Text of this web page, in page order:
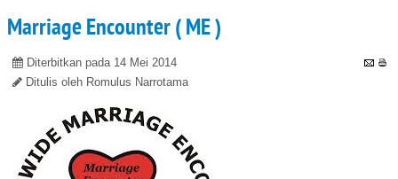
Marriage Encounter ( ME )
Diterbitkan pada 14 Mei 2014
Ditulis oleh Romulus Narrotama